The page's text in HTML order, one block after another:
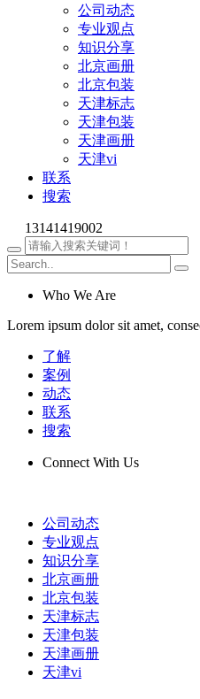
公司动态
专业观点
知识分享
北京画册
北京包装
天津标志
天津包装
天津画册
天津vi
联系
搜索
13141419002
Who We Are
Lorem ipsum dolor sit amet,
了解
案例
动态
联系
搜索
Connect With Us
公司动态
专业观点
知识分享
北京画册
北京包装
天津标志
天津包装
天津画册
天津vi